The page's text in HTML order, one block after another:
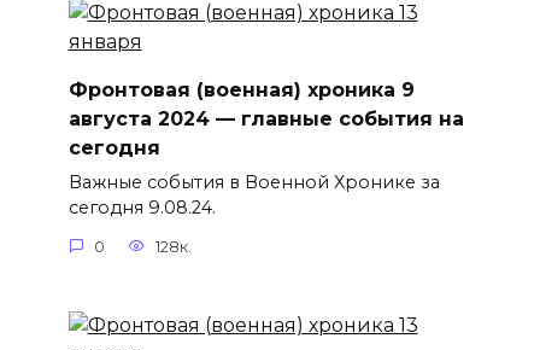
Фронтовая (военная) хроника 9
августа 2024 — главные события на
сегодня
Важные события в Военной Хронике за
сегодня 9.08.24.
0 128к.